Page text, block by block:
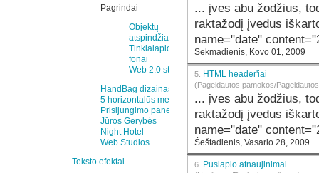
Pagrindai
Objektų
atspindžiai
Tinklalapio
fonai
Web 2.0 stilius
HandBag dizainas
5 horizontalūs meniu
Prisijungimo panelė
Jūros Gerybės
Night Hotel
Web Studios
Teksto efektai
... įves abu žodžius,
raktažodį įvedus iškarto
name="date" content="
Sekmadienis, Kovo 01, 2009
5. HTML header'iai
(Pageidautos pamokos/
... įves abu žodžius,
raktažodį įvedus iškarto
name="date" content="
Šeštadienis, Vasario 28, 2009
6. Puslapio atnaujinimai